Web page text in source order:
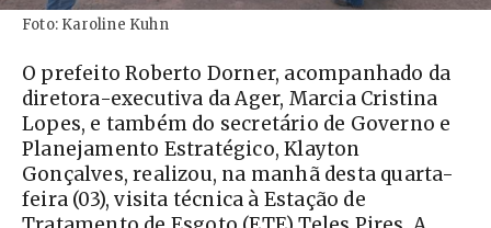
Foto: Karoline Kuhn
O prefeito Roberto Dorner, acompanhado da
diretora-executiva da Ager, Marcia Cristina
Lopes, e também do secretário de Governo e
Planejamento Estratégico, Klayton
Gonçalves, realizou, na manhã desta quarta-
feira (03), visita técnica à Estação de